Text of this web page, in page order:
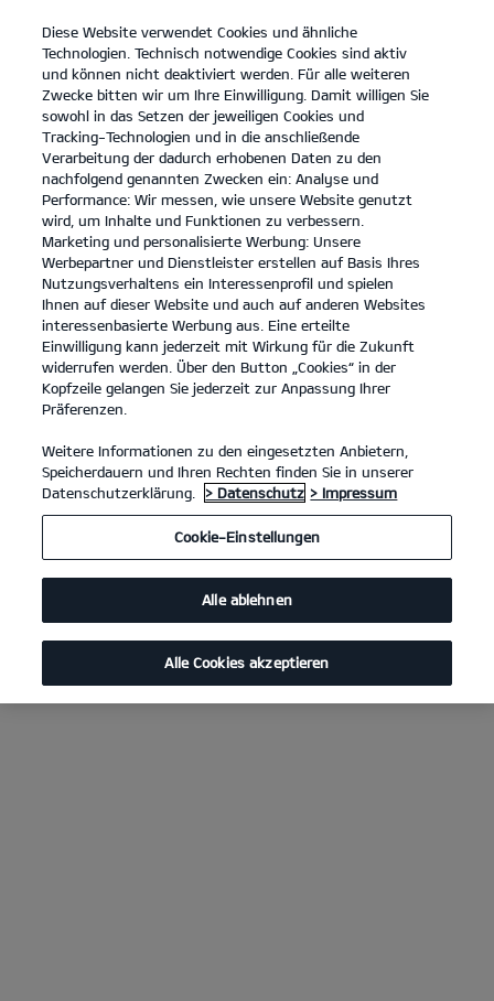
open
menu
KONTAKT
Der neue Kia XCeed
... ... DER NEUE KIA XCEED
Diese Website verwendet Cookies und ähnliche
Technologien. Technisch notwendige Cookies sind aktiv
und können nicht deaktiviert werden. Für alle weiteren
Zwecke bitten wir um Ihre Einwilligung. Damit willigen Sie
sowohl in das Setzen der jeweiligen Cookies und
Tracking-Technologien und in die anschließende
Verarbeitung der dadurch erhobenen Daten zu den
nachfolgend genannten Zwecken ein: Analyse und
Performance: Wir messen, wie unsere Website genutzt
wird, um Inhalte und Funktionen zu verbessern.
Marketing und personalisierte Werbung: Unsere
Werbepartner und Dienstleister erstellen auf Basis Ihres
Nutzungsverhaltens ein Interessenprofil und spielen
Ihnen auf dieser Website und auch auf anderen Websites
interessenbasierte Werbung aus. Eine erteilte
Einwilligung kann jederzeit mit Wirkung für die Zukunft
widerrufen werden. Über den Button „Cookies“ in der
Kopfzeile gelangen Sie jederzeit zur Anpassung Ihrer
Präferenzen.
Weitere Informationen zu den eingesetzten Anbietern,
Speicherdauern und Ihren Rechten finden Sie in unserer
Datenschutzerklärung.
> Datenschutz > Impressum
Cookie-Einstellungen
Alle ablehnen
Alle Cookies akzeptieren